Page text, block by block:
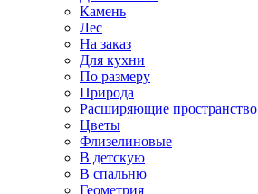
Камень
Лес
На заказ
Для кухни
По размеру
Природа
Расширяющие пространство
Цветы
Флизелиновые
В детскую
В спальню
Геометрия